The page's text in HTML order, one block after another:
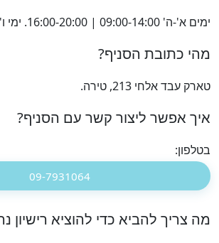
ימים א'-ה' 09:00-14:00 | 16:00-20:00. ימי ו'- סגור
מהי כתובת הסניף?
טארק עבד אלחי 213, טירה.
איך אפשר ליצור קשר עם הסניף?
בטלפון:
09-7931064
מה צריך להביא כדי להוציא רישיון